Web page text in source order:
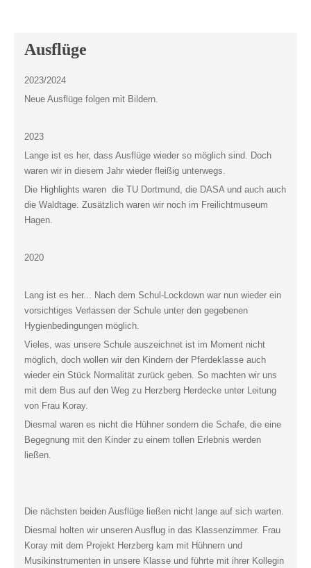
Ausflüge
2023/2024
Neue Ausflüge folgen mit Bildern.
2023
Lange ist es her, dass Ausflüge wieder so möglich sind. Doch
waren wir in diesem Jahr wieder fleißig unterwegs.
Die Highlights waren die TU Dortmund, die DASA und auch auch
die Waldtage. Zusätzlich waren wir noch im Freilichtmuseum
Hagen.
2020
Lang ist es her... Nach dem Schul-Lockdown war nun wieder ein
vorsichtiges Verlassen der Schule unter den gegebenen
Hygienbedingungen möglich.
Vieles, was unsere Schule auszeichnet ist im Moment nicht
möglich, doch wollen wir den Kindern der Pferdeklasse auch
wieder ein Stück Normalität zurück geben. So machten wir uns
mit dem Bus auf den Weg zu Herzberg Herdecke unter Leitung
von Frau Koray.
Diesmal waren es nicht die Hühner sondern die Schafe, die eine
Begegnung mit den Kinder zu einem tollen Erlebnis werden
ließen.
Die nächsten beiden Ausflüge ließen nicht lange auf sich warten.
Diesmal holten wir unseren Ausflug in das Klassenzimmer. Frau
Koray mit dem Projekt Herzberg kam mit Hühnern und
Musikinstrumenten in unsere Klasse und führte mit ihrer Kollegin